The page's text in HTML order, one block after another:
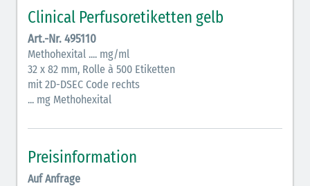
Verschiedene Medikamente (weiß)
Antikoagulantien (hellgrau/weiß mit schwarzem
Rahmen)
Antikoagulantien (hellgrau/weiß schwarz schraffiert)
Inodilatatoren (rot-grün)
Clinical Perfusoretiketten gelb
Art.-Nr. 495110
Methohexital .... mg/ml
32 x 82 mm, Rolle à 500 Etiketten
mit 2D-DSEC Code rechts
... mg Methohexital
Preisinformation
Auf Anfrage